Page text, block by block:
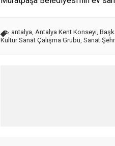
antalya Antalya Kent Konseyi
Kültür Sanat Çalışma Grubu Sanat